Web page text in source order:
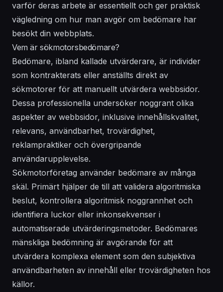
varför deras arbete är essentiellt och ger praktisk
vägledning om hur man avgör om bedömare har
besökt din webbplats.
Vem är sökmotorsbedömare?
Bedömare, ibland kallade utvärderare, är individer
som kontrakterats eller anställts direkt av
sökmotorer för att manuellt utvärdera webbsidor.
Dessa professionella undersöker noggrant olika
aspekter av webbsidor, inklusive innehållskvalitet,
relevans, användbarhet, trovärdighet,
reklampraktiker och övergripande
användarupplevelse.
Sökmotorföretag använder bedömare av många
skäl. Primärt hjälper de till att validera algoritmiska
beslut, kontrollera algoritmisk noggrannhet och
identifiera luckor eller inkonsekvenser i
automatiserade utvärderingsmetoder. Bedömares
mänskliga bedömning är avgörande för att
utvärdera komplexa element som den subjektiva
användbarheten av innehåll eller trovärdigheten hos
källor.